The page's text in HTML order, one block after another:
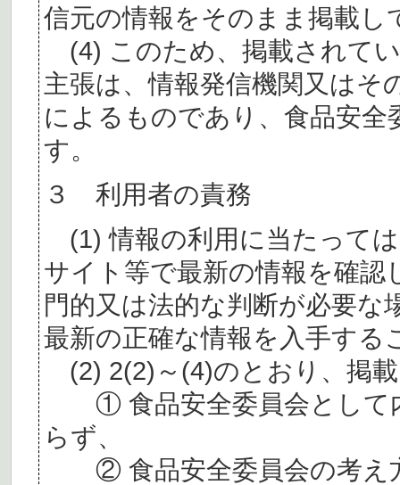
信元の情報をそのまま掲載し
(4) このため、掲載されて
主張は、情報発信機関又はそ
によるものであり、食品安
す。
３ 利用者の責務
(1) 情報の利用に当たって
サイト等で最新の情報を確認
門的又は法的な判断が必要
最新の正確な情報を入手する
(2) 2(2)～(4)のとおり、掲
① 食品安全委員会として
らず、
② 食品安全委員会の考え